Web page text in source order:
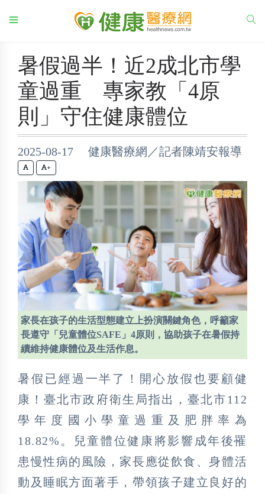
暑假過半！近2成北市學
童過重 專家教「4原
則」守住健康體位
2025-08-17 健康醫療網／記者陳靖安報導
+
家長在孩子的生活型態建立上扮演關鍵角色，呼籲家
長遵守「兒童體位SAFE」4原則，協助孩子在暑假持
續維持健康體位及生活作息。
暑假已經過一半了！開心放假也要顧健
康！臺北市政府衛生局指出，臺北市112
學年度國小學童過重及肥胖率為
18.82%。兒童體位健康將影響成年後罹
患慢性病的風險，家長應從飲食、身體活
動及睡眠方面著手，帶領孩子建立良好的